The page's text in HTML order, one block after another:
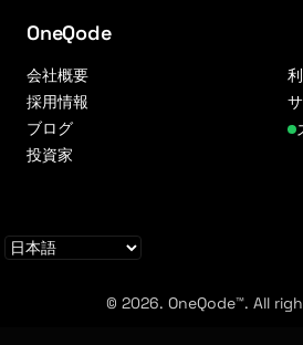
OneQode
会社概要
採用情報
ブログ
投資家
© 2026. OneQode™. All